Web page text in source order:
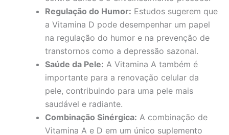
Regulação do Humor: Estudos sugerem que
a Vitamina D pode desempenhar um papel
na regulação do humor e na prevenção de
transtornos como a depressão sazonal.
Saúde da Pele: A Vitamina A também é
importante para a renovação celular da
pele, contribuindo para uma pele mais
saudável e radiante.
Combinação Sinérgica: A combinação de
Vitamina A e D em um único suplemento